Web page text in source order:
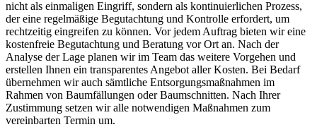
nicht als einmaligen Eingriff, sondern als kontinuierlichen Prozess,
der eine regelmäßige Begutachtung und Kontrolle erfordert, um
rechtzeitig eingreifen zu können. Vor jedem Auftrag bieten wir eine
kostenfreie Begutachtung und Beratung vor Ort an. Nach der
Analyse der Lage planen wir im Team das weitere Vorgehen und
erstellen Ihnen ein transparentes Angebot aller Kosten. Bei Bedarf
übernehmen wir auch sämtliche Entsorgungsmaßnahmen im
Rahmen von Baumfällungen oder Baumschnitten. Nach Ihrer
Zustimmung setzen wir alle notwendigen Maßnahmen zum
vereinbarten Termin um.